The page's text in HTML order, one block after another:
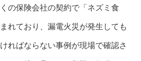
の保険会社の契約で「ネズミ食
れており、漏電火災が発生しても
ればならない事例が現場で確認さ